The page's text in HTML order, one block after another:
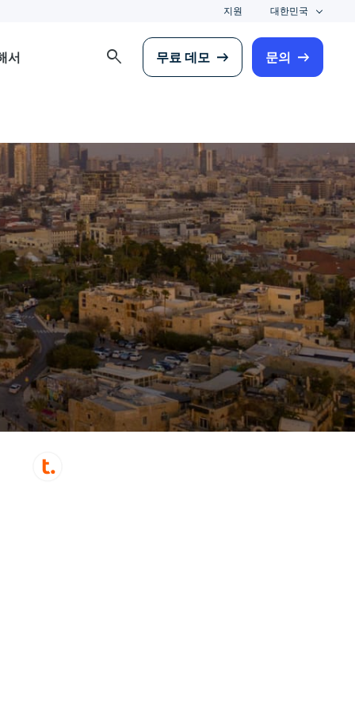
지원 대한민국
서 search 무료 데모 문의